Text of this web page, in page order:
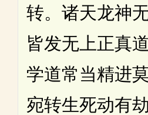
转。诸天龙神
皆发无上正真
学道常当精进
宛转生死动有